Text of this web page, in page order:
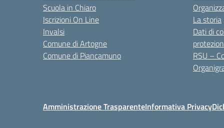
Scuola in Chiaro
Iscrizioni On Line
Invalsi
Comune di Artogne
Comune di Piancamuno
La storia
Dati di
RSU –
Amministrazione TrasparenteInformativa Privacy